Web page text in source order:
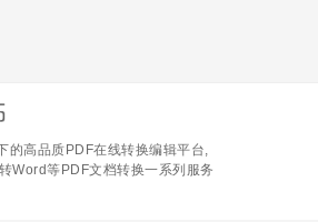
的高品质PDF在线转换编辑平台,
Word等PDF文档转换一系列服务